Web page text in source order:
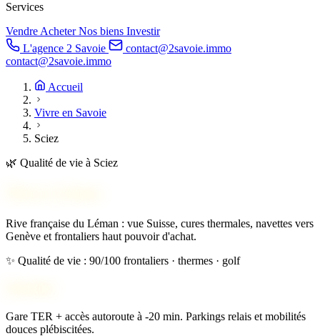
Services
VendreAcheterNos biens Investir
L'agence 2 Savoie
contact@2savoie.immo
contact@2savoie.immo
Accueil
Vivre en Savoie
Sciez
🌿 Qualité de vie à Sciez
Rive française du Léman : vue Suisse, cures thermales, navettes vers
Genève et frontaliers haut pouvoir d'achat.
✨ Qualité de vie : 90/100 frontaliers · thermes · golf
Gare TER + accès autoroute à -20 min. Parkings relais et mobilités
douces plébiscitées.